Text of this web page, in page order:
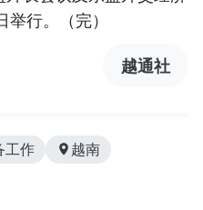
行。（完）
越通社
工作 越南